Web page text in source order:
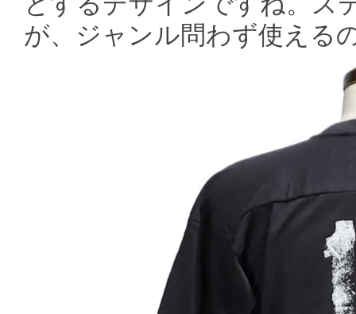
が、ジャンル問わず使える